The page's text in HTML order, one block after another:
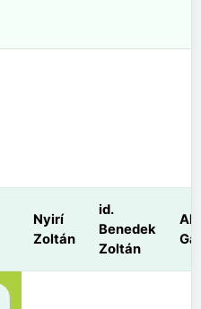
Nyirí
Zoltán
id.
Benedek
Zoltán